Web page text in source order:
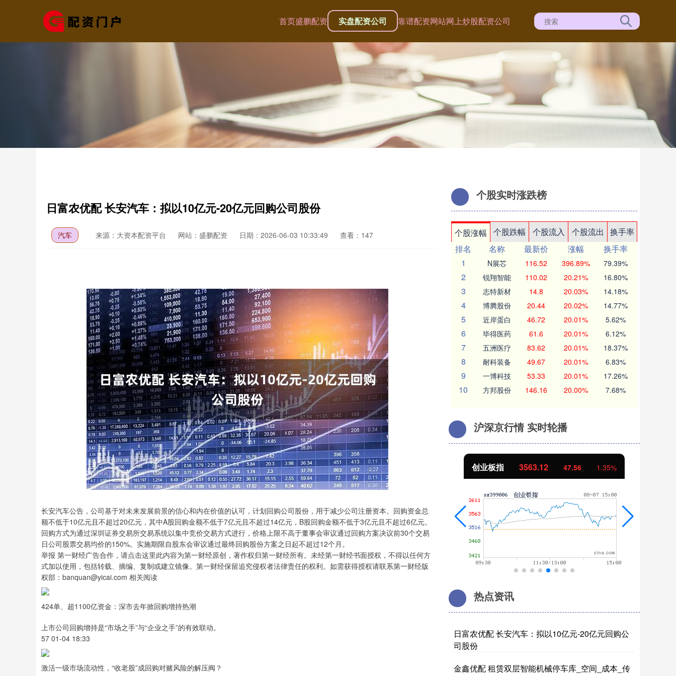
首页盛鹏配资 实盘配资公司 靠谱配资网站网上炒股配资公司
日富农优配 长安汽车：拟以10亿元-20亿元回购公司股份
汽车 来源：大资本配资平台 网站：盛鹏配资 日期：2026-06-03 10:33:49 查看：147
长安汽车公告，公司基于对未来发展前景的信心和内在价值的认可，计划回购公司股份，用于减少公司注册资本。回购资金总
额不低于10亿元且不超过20亿元，其中A股回购金额不低于7亿元且不超过14亿元，B股回购金额不低于3亿元且不超过6亿元。
回购方式为通过深圳证券交易所交易系统以集中竞价交易方式进行，价格上限不高于董事会审议通过回购方案决议前30个交易
日公司股票交易均价的150%。实施期限自股东会审议通过最终回购股份方案之日起不超过12个月。
举报 第一财经广告合作，请点击这里此内容为第一财经原创，著作权归第一财经所有。未经第一财经书面授权，不得以任何方
式加以使用，包括转载、摘编、复制或建立镜像。第一财经保留追究侵权者法律责任的权利。如需获得授权请联系第一财经版
权部：banquan@yicai.com 相关阅读
424单、超1100亿资金：深市去年掀回购增持热潮
上市公司回购增持是“市场之手”与“企业之手”的有效联动。
57 01-04 18:33
激活一级市场流动性，“收老股”成回购对赌风险的解压阀？
个股实时涨跌榜
个股涨幅 个股跌幅 个股流入 个股流出
换手率
排名
名称 最新价 涨幅
换手率
1
N展芯 116.52 396.89% 79.39%
2 锐翔智能 110.02 20.21% 16.80%
3 志特新材 14.8 20.03% 14.18%
4 博腾股份 20.44 20.02% 14.77%
5 近岸蛋白 46.72 20.01% 5.62%
6 毕得医药 61.6 20.01% 6.12%
7 五洲医疗 83.62 20.01% 18.37%
8 耐科装备 49.67 20.01% 6.83%
9 一博科技 53.33 20.01% 17.26%
10 方邦股份 146.16 20.00% 7.68%
沪深京行情 实时轮播
沪深300 4694.44 43.13 0.93% 北证50 1134.24 11.37 创业板指 3563.12 47.56 1.35%
热点资讯
日富农优配 长安汽车：拟以10亿元-20亿元回购公
司股份
金鑫优配 租赁双层智能机械停车库_空间_成本_传